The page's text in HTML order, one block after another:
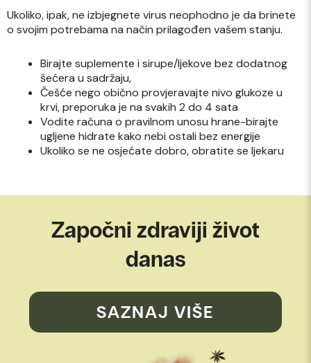
Ukoliko, ipak, ne izbjegnete virus neophodno je da brinete
o svojim potrebama na način prilagođen vašem stanju.
Birajte suplemente i sirupe/ljekove bez dodatnog
šećera u sadržaju,
Češće nego obično provjeravajte nivo glukoze u
krvi, preporuka je na svakih 2 do 4 sata
Vodite računa o pravilnom unosu hrane-birajte
ugljene hidrate kako nebi ostali bez energije
Ukoliko se ne osjećate dobro, obratite se ljekaru
Započni zdraviji život
danas
SAZNAJ VIŠE